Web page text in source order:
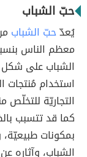
حبّ الشباب
يُعدّحبّ الشباب
الشباب على شكل
استخدام مُنتجات
التجاريّة
كما قد تتسبب
بمكونات
الشباب، وآثاره